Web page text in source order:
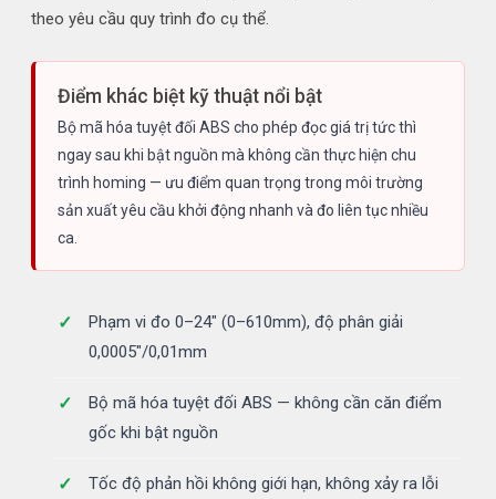
theo yêu cầu quy trình đo cụ thể.
Điểm khác biệt kỹ thuật nổi bật
Bộ mã hóa tuyệt đối ABS cho phép đọc giá trị tức thì
ngay sau khi bật nguồn mà không cần thực hiện chu
trình homing — ưu điểm quan trọng trong môi trường
sản xuất yêu cầu khởi động nhanh và đo liên tục nhiều
ca.
Phạm vi đo 0–24" (0–610mm), độ phân giải
0,0005"/0,01mm
Bộ mã hóa tuyệt đối ABS — không cần căn điểm
gốc khi bật nguồn
Tốc độ phản hồi không giới hạn, không xảy ra lỗi